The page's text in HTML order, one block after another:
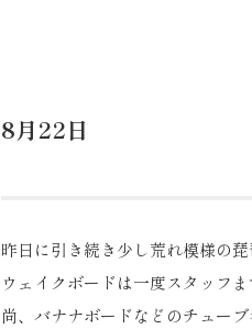
8月22日
昨日に引き続き少し荒れ模様の琵
ウェイクボードは一度スタッフま
尚、バナナボードなどのチュー